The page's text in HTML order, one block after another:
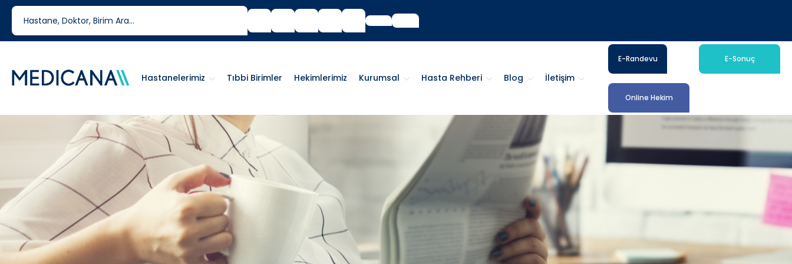
444 6 334
Tıbbi Birimler Hekimlerimiz Kurumsal Hasta Rehberi Blog İletişim
Hastanelerimiz
E-Randevu E-Sonuç
Online Hekim